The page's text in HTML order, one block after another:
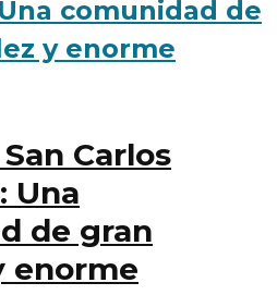
Carlos
Una
de gran
enorme